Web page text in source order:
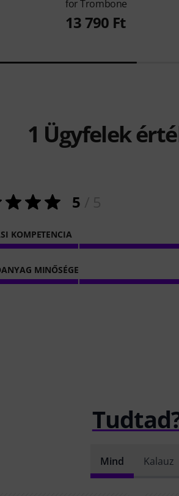
for Trombone
13 790 Ft
1 Ügyfelek
5
KOMPETENCIA
MINŐSÉGE
Mind Kalauz